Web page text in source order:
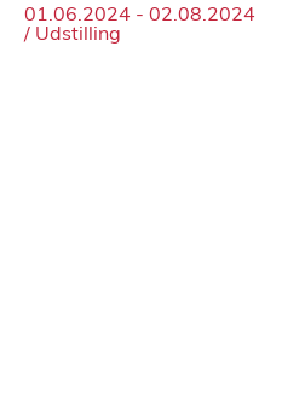
01.06.2024 - 02.08.2024
/ Udstilling